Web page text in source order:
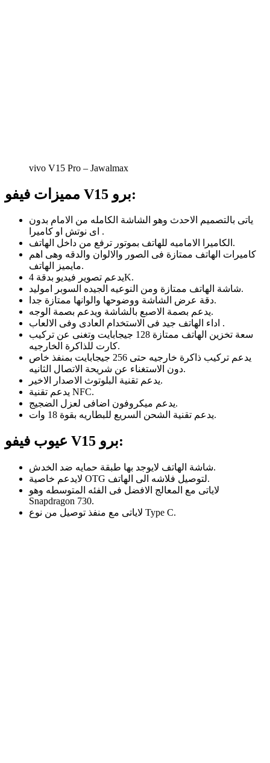
vivo V15 Pro – Jawalmax
مميزات فيفو V15 برو:
ياتى بالتصميم الاحدث وهو الشاشة الكامله من الامام بدون
اى نوتش او كاميرا .
الكاميرا الاماميه للهاتف بموتور ترفع من داخل الهاتف.
كاميرات الهاتف ممتازة فى الصور والالوان والدقه وهى اهم
مايميز الهاتف.
يدعم تصوير فيديو بدقة 4K.
شاشة الهاتف ممتازة ومن النوعيه الجيده السوبر اموليد.
دقة عرض الشاشة ووضوحها والوانها ممتازة جدا.
يدعم بصمة الاصبع بالشاشة ويدعم بصمة الوجه.
اداء الهاتف جيد فى الاستخدام العادى وفى الالعاب .
سعة تخزين الهاتف ممتازة 128 جيجابايت وتغنى عن تركيب
كارت للذاكرة الخارجيه.
يدعم تركيب ذاكرة خارجيه حتى 256 جيجابايت بمنفذ خاص
دون الاستغناء عن شريحة الاتصال الثانيه.
يدعم تقنية البلوتوث الاصدار الاخير.
يدعم تقنية NFC.
يدعم ميكروفون اضافى لعزل الضجيج.
يدعم تقنية الشحن السريع للبطاريه بقوة 18 وات.
عيوب فيفو V15 برو:
شاشة الهاتف لايوجد بها طبقة حمايه ضد الخدش.
لايدعم خاصية OTG لتوصيل فلاشه الى الهاتف.
لاياتى مع المعالج الافضل فى الفئه المتوسطه وهو
Snapdragon 730.
لاياتى مع منفذ توصيل من نوع Type C.